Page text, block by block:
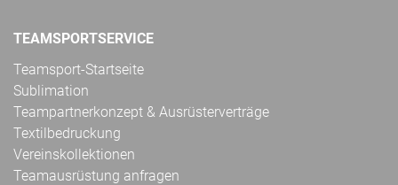
TEAMSPORTSERVICE
Teamsport-Startseite
Sublimation
Teampartnerkonzept & Ausrüsterverträge
Textilbedruckung
Vereinskollektionen
Teamausrüstung anfragen